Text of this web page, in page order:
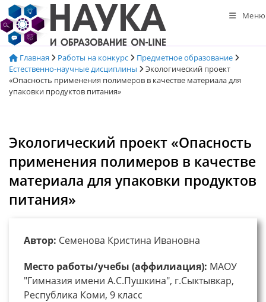
Перейти
к
содержимому
Меню
Главная Работы на конкурс
Предметное образование
Естественно-научные дисциплины
Экологический проект
«Опасность применения полимеров в качестве материала для
упаковки продуктов питания»
Экологический проект «Опасность
применения полимеров в качестве
материала для упаковки продуктов
питания»
Автор: Семенова Кристина Ивановна
Место работы/учебы (аффилиация): МАОУ
"Гимназия имени А.С.Пушкина", г.Сыктывкар,
Республика Коми, 9 класс